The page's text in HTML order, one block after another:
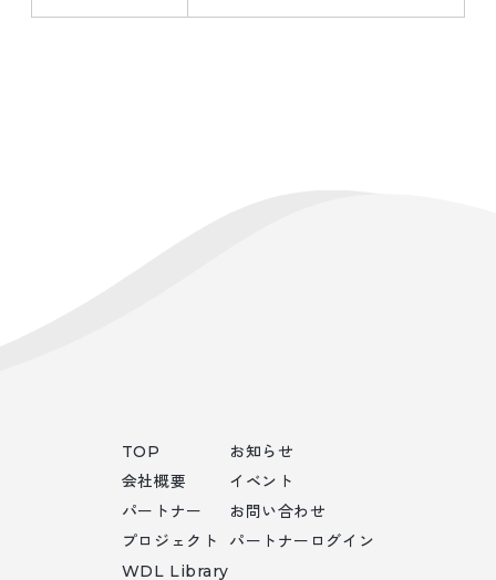
TOP
会社概要
パートナー
プロジェクト
WDL Library
お知らせ
イベント
お問い合わせ
パートナーログイン